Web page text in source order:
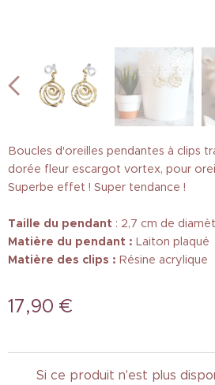
Boucles d'oreilles pendantes à clips
dorée fleur escargot vortex, pour
Superbe effet ! Super tendance !
Taille du pendant : 2,7 cm de
Matière du pendant : Laiton plaqué
Matière des clips : Résine acrylique
17,90 €
Si ce produit n'est plus